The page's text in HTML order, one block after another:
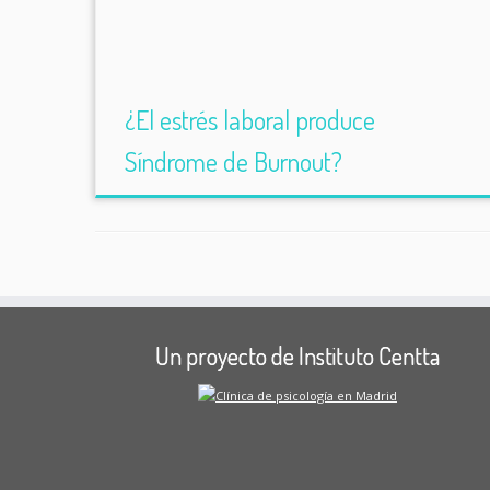
¿El estrés laboral produce
Síndrome de Burnout?
Un proyecto de Instituto Centta